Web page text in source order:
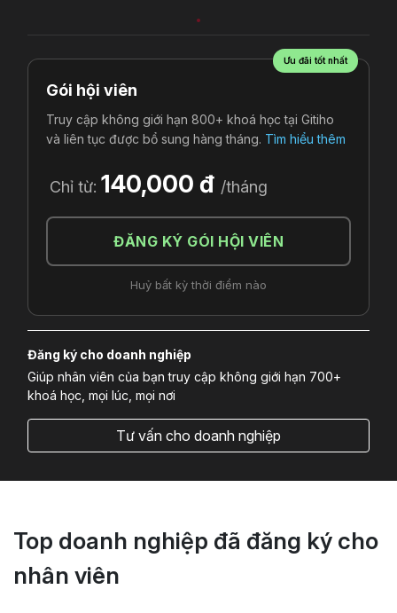
Ưu đãi tốt nhất
Gói hội viên
Truy cập không giới hạn 800+ khoá học tại Gitiho
và liên tục được bổ sung hàng tháng. Tìm hiểu thêm
Chỉ từ: 140,000 đ /tháng
ĐĂNG KÝ GÓI HỘI VIÊN
Huỷ bất kỳ thời điểm nào
Đăng ký cho doanh nghiệp
Giúp nhân viên của bạn truy cập không giới hạn 700+
khoá học, mọi lúc, mọi nơi
Tư vấn cho doanh nghiệp
Top doanh nghiệp đã đăng ký cho
nhân viên